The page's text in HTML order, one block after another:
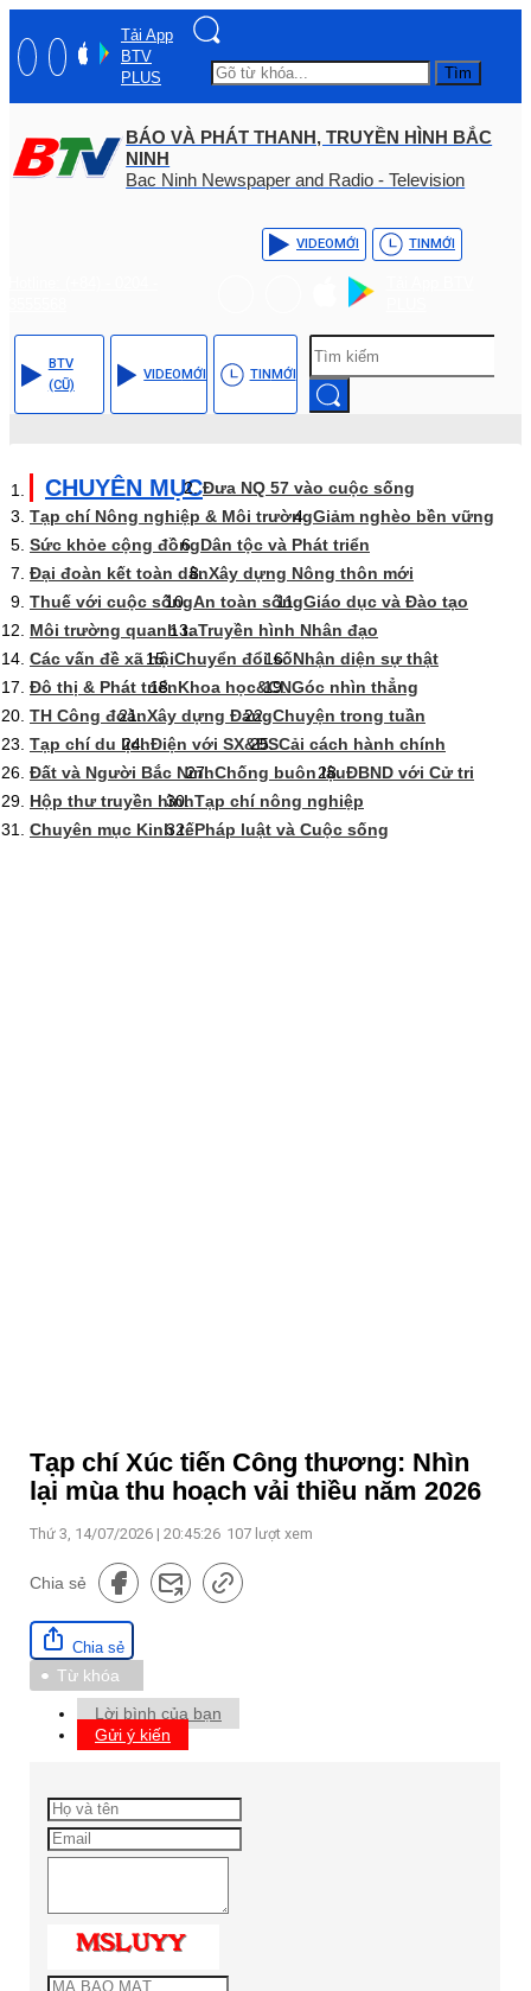
Tải App
BTV
PLUS
Tìm
BÁO VÀ PHÁT THANH, TRUYỀN HÌNH BẮC
NINH
Bac Ninh Newspaper and Radio - Television
VIDEOMỚI TINMỚI
BTV
(CŨ)
VIDEOMỚI TINMỚI
CHUYÊN MỤCĐưa NQ 57 vào cuộc sống
Tạp chí Nông nghiệp & Môi trườngGiảm nghèo bền vững
Sức khỏe cộng đồngDân tộc và Phát triển
Đại đoàn kết toàn dânXây dựng Nông thôn mới
Thuế với cuộc sốngAn toàn sốngGiáo dục và Đào tạo
Môi trường quanh taTruyền hình Nhân đạo
Các vấn đề xã hộiChuyển đổi sốNhận diện sự thật
Đô thị & Phát triểnKhoa học&CNGóc nhìn thẳng
TH Công đoànXây dựng ĐảngChuyện trong tuần
Tạp chí du lịchĐiện với SX&ĐSCải cách hành chính
Đất và Người Bắc NinhChống buôn lậuĐBND với Cử tri
Hộp thư truyền hìnhTạp chí nông nghiệp
Chuyên mục Kinh tếPháp luật và Cuộc sống
Tạp chí Xúc tiến Công thương: Nhìn
lại mùa thu hoạch vải thiều năm 2026
Thứ 3, 14/07/2026 | 20:45:26 107 lượt xem
Chia sẻ
Chia sẻ
Từ khóa
Lời bình của bạn
Gửi ý kiến